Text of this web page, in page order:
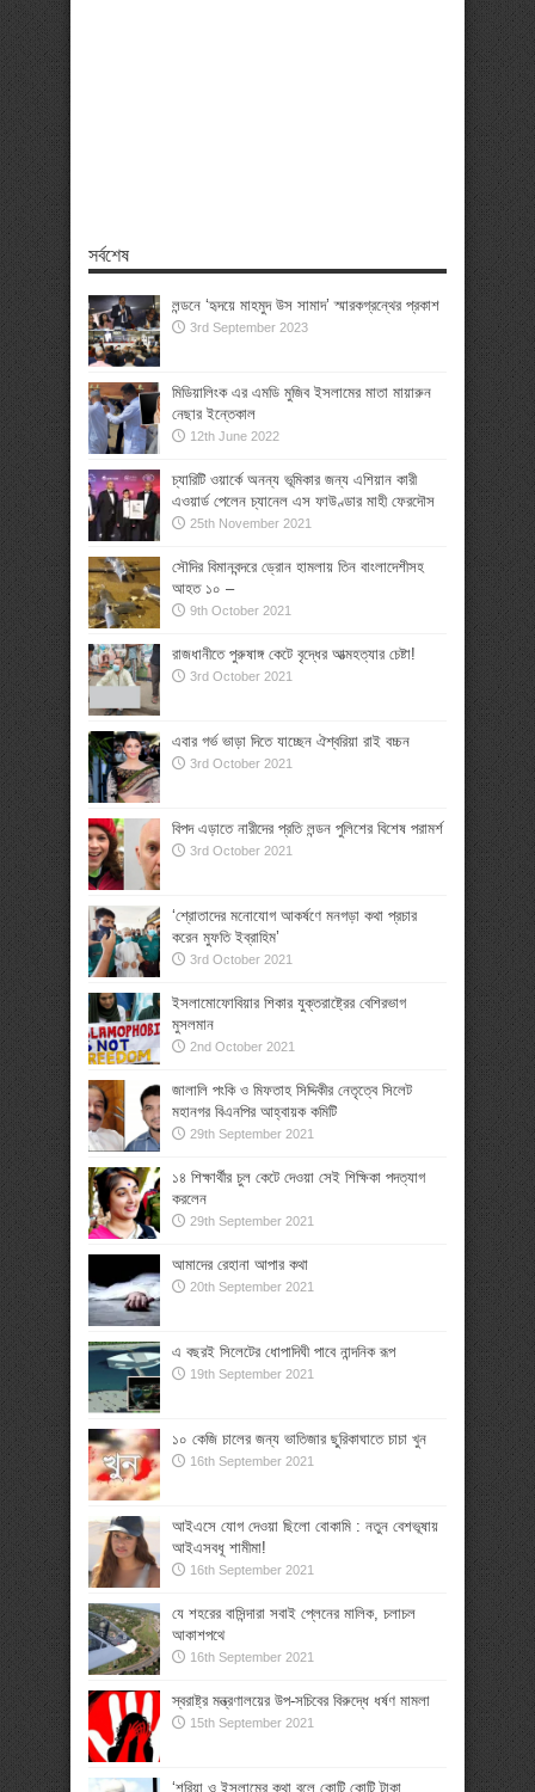
সর্বশেষ
লন্ডনে ‘হৃদয়ে মাহমুদ উস সামাদ’ স্মারকগ্রন্থের প্রকাশ
3rd September 2023
মিডিয়ালিংক এর এমডি মুজিব ইসলামের মাতা মায়ারুন
নেছার ইন্তেকাল
12th June 2022
চ্যারিটি ওয়ার্কে অনন্য ভূমিকার জন্য এশিয়ান কারী
এওয়ার্ড পেলেন চ্যানেল এস ফাউণ্ডার মাহী ফেরদৌস
25th November 2021
সৌদির বিমানবন্দরে ড্রোন হামলায় তিন বাংলাদেশীসহ
আহত ১০ –
9th October 2021
রাজধানীতে পুরুষাঙ্গ কেটে বৃদ্ধের আত্মহত্যার চেষ্টা!
3rd October 2021
এবার গর্ভ ভাড়া দিতে যাচ্ছেন ঐশ্বরিয়া রাই বচ্চন
3rd October 2021
বিপদ এড়াতে নারীদের প্রতি লন্ডন পুলিশের বিশেষ পরামর্শ
3rd October 2021
‘শ্রোতাদের মনোযোগ আকর্ষণে মনগড়া কথা প্রচার
করেন মুফতি ইব্রাহিম’
3rd October 2021
ইসলামোফোবিয়ার শিকার যুক্তরাষ্ট্রের বেশিরভাগ
মুসলমান
2nd October 2021
জালালি পংকি ও মিফতাহ সিদ্দিকীর নেতৃত্বে সিলেট
মহানগর বিএনপির আহ্বায়ক কমিটি
29th September 2021
১৪ শিক্ষার্থীর চুল কেটে দেওয়া সেই শিক্ষিকা পদত্যাগ
করলেন
29th September 2021
আমাদের রেহানা আপার কথা
20th September 2021
এ বছরই সিলেটের ধোপাদিঘী পাবে নান্দনিক রূপ
19th September 2021
১০ কেজি চালের জন্য ভাতিজার ছুরিকাঘাতে চাচা খুন
16th September 2021
আইএসে যোগ দেওয়া ছিলো বোকামি : নতুন বেশভূষায়
আইএসবধূ শামীমা!
16th September 2021
যে শহরের বাসিন্দারা সবাই প্লেনের মালিক, চলাচল
আকাশপথে
16th September 2021
স্বরাষ্ট্র মন্ত্রণালয়ের উপ-সচিবের বিরুদ্ধে ধর্ষণ মামলা
15th September 2021
‘শরিয়া ও ইসলামের কথা বলে কোটি কোটি টাকা